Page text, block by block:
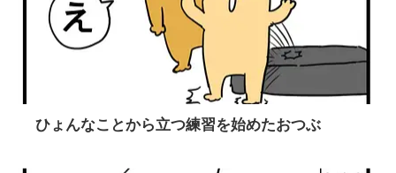
ひょんなことから立つ練習を始めたおつぶ